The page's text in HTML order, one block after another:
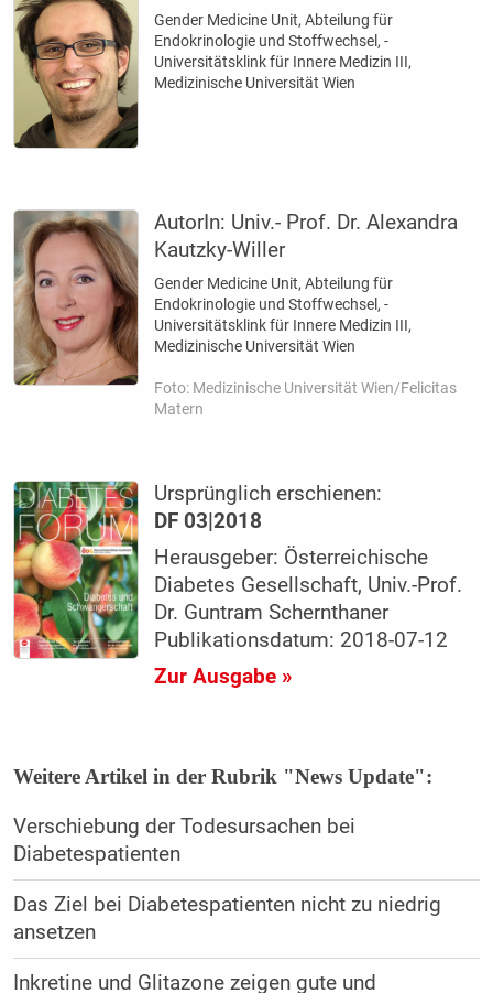
Gender Medicine Unit, Abteilung für
Endokrinologie und Stoffwechsel, ­
Universitätsklink für Innere Medizin III,
Medizinische Universität Wien
AutorIn: Univ.- Prof. Dr. Alexandra
Kautzky-Willer
Gender Medicine Unit, Abteilung für
Endokrinologie und Stoffwechsel, ­
Universitätsklink für Innere Medizin III,
Medizinische Universität Wien
Foto: Medizinische Universität Wien/Felicitas
Matern
Ursprünglich erschienen:
DF 03|2018
Herausgeber: Österreichische
Diabetes Gesellschaft, Univ.-Prof.
Dr. Guntram Schernthaner
Publikationsdatum: 2018-07-12
Zur Ausgabe »
Weitere Artikel in der Rubrik "News Update":
Verschiebung der Todesursachen bei
Diabetespatienten
Das Ziel bei Diabetespatienten nicht zu niedrig
ansetzen
Inkretine und Glitazone zeigen gute und